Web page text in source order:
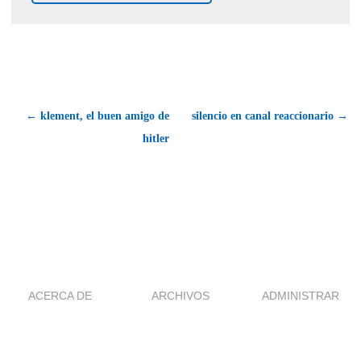
← klement, el buen amigo de
hitler
silencio en canal reaccionario →
ACERCA DE ARCHIVOS ADMINISTRAR